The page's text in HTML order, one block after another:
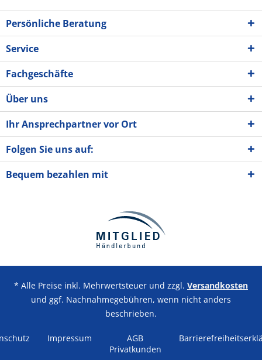
Persönliche Beratung
Service
Fachgeschäfte
Über uns
Ihr Ansprechpartner vor Ort
Folgen Sie uns auf:
Bequem bezahlen mit
* Alle Preise inkl. Mehrwertsteuer und zzgl. Versandkosten
und ggf. Nachnahmegebühren, wenn nicht anders
beschrieben.
Impressum
AGB
Privatkunden